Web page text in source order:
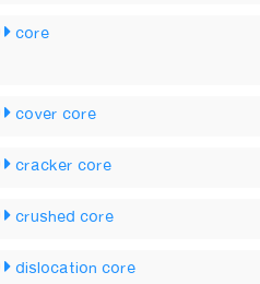
core
cover core
cracker core
crushed core
dislocation core